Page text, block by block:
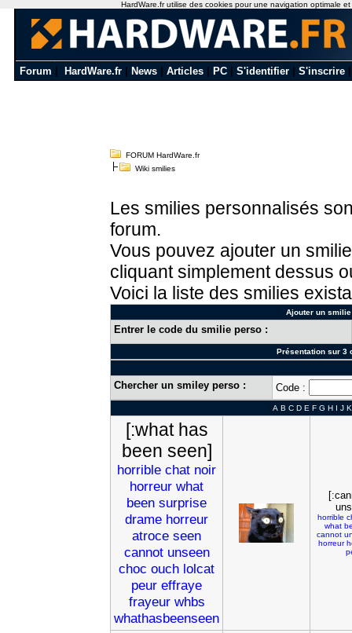
Forum HardWare.fr News Articles PC S'identifier S'inscrire
FORUM HardWare.fr
Wiki smilies
Les smilies personnalisés
forum.
Vous pouvez ajouter un
cliquant simplement dessus
Voici la liste des smilies
Ajouter un
Entrer le code du smilie perso :
Présentation sur 3
Chercher un smiley perso : Code :
A B C D E F G H I J K
[:what has
been seen]
horrible chat noir
horreur what
been surprise
drame horreur
atroce seen
cannot unseen
choc ouch lolcat
peur effraye
frayeur whbs
whathasbeenseen
horrible
what
cannot
horreur
HardWare.fr utilise des cookies pour une navigation optimale